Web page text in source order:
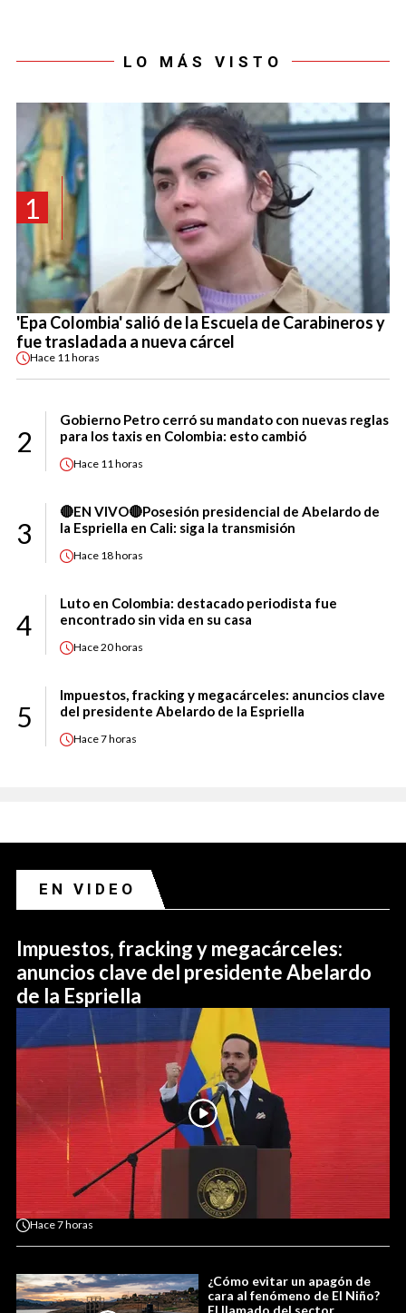
LO MÁS VISTO
1
'Epa Colombia' salió de la Escuela de Carabineros y
fue trasladada a nueva cárcel
Hace 11 horas
2
Gobierno Petro cerró su mandato con nuevas reglas
para los taxis en Colombia: esto cambió
Hace 11 horas
3
🔴EN VIVO🔴Posesión presidencial de Abelardo de
la Espriella en Cali: siga la transmisión
Hace 18 horas
4
Luto en Colombia: destacado periodista fue
encontrado sin vida en su casa
Hace20 horas
5
Impuestos, fracking y megacárceles: anuncios clave
del presidente Abelardo de la Espriella
Hace7 horas
EN VIDEO
Impuestos, fracking y megacárceles:
anuncios clave del presidente Abelardo
de la Espriella
Hace7 horas
¿Cómo evitar un apagón de
cara al fenómeno de El Niño?
El llamado del sector